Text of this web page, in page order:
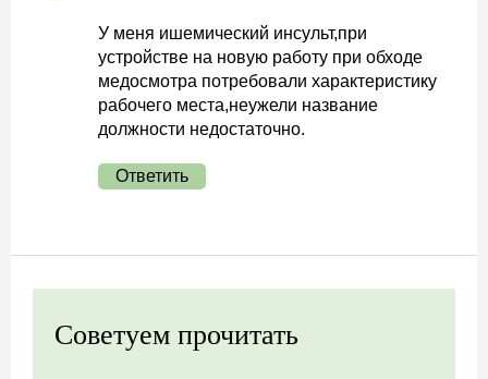
У меня ишемический инсульт,при
устройстве на новую работу при обходе
медосмотра потребовали характеристику
рабочего места,неужели название
должности недостаточно.
Ответить
Советуем прочитать